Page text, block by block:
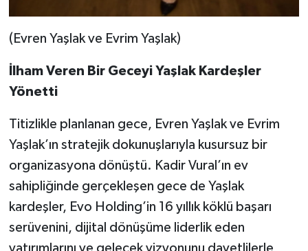
(Evren Yaşlak ve Evrim Yaşlak)
İlham Veren Bir Geceyi Yaşlak Kardeşler
Yönetti
Titizlikle planlanan gece, Evren Yaşlak ve Evrim
Yaşlak’ın stratejik dokunuşlarıyla kusursuz bir
organizasyona dönüştü. Kadir Vural’ın ev
sahipliğinde gerçekleşen gece de Yaşlak
kardeşler, Evo Holding’in 16 yıllık köklü başarı
serüvenini, dijital dönüşüme liderlik eden